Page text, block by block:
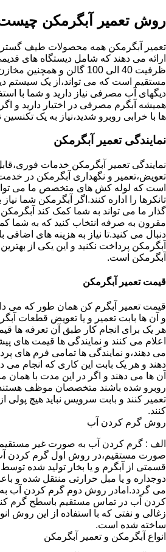
روش تعمیر آبگرمکن
تعمیر آبگرمکن همه محصولات طیف
ارائه می دهند که شامل دیستگاه های
ظرفیت 40 الی 100 گالن و
مستقیم است که می تواند،از یک سیستم
همیشه آبگرم مصرفی در اختیار دارید و
ها با خرابی روبرو شدید،نیاز به یک تکنسین
نمایندگی تعمیر آبگرمکن
نمایندگی تعمیر آبگرمکن خدمات
تعویض،تعمیر و نگهداری آبگرمکن در
است که لوله کش های متخصص ما می
تانکرها را اداره کنند.اگر آبگرمکن شما
گذار ما می تواند به شما کمک کند
مقرون به صرفه انتخاب کنید که به شما
دنبال می کنید.تا نیاز به هزینه های اضافی
آبگرمکن پرداخت نکنید و این یکی از
آبگرمکن است.
قیمت تعمیر آبگرمکن
قیمت تعمیر آبگرم کن همان طور که می
و آن ها بابت تعمیر و یا تعویض قطعات
هر یک برای انجام کار طبق آن تعرفه ها
اعلام می کنند و نمایندگی ها قیمت های
می دهند،و نمایندگی ها تمامی فرم های
دهند و هر یک بابت این کاری که انجام می
آن ها می دهند و اگر در این مدت با همان
روبرو شده باشند متخصصان موظف هستند
تعمیر کنند و بابت سرویس نباید هیچ پولی
کنند.
روش گرم کردن آب
الف : گرم کردن آب به صورت غیر
صورت مستقیم،در روش اول گرم کردن
قسمتی از آبگرم و یا بخار تولید شده
دوجداره و یا مبل حرارتی منتقل شده
می گردد.امادر روش دوم گرم کردن آب
کردن آب در تماس مستقیم باسطح گرم
زغالی و نفتی که با استفاده از این روش
ساخته شده است.
انواع آبگرمکن و تعمیر آبگرمکن